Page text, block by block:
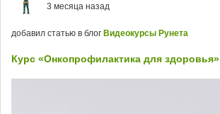
3 месяца назад
добавил статью в блог Видеокурсы Рунета
Курс «Онкопрофилактика для здоровья»